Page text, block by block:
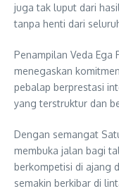
juga tak luput dari
tanpa henti dari
Penampilan Veda Ega
menegaskan
pebalap berprestasi
yang terstruktur dan
Dengan semangat
membuka jalan bagi
berkompetisi di ajang
semakin berkibar di